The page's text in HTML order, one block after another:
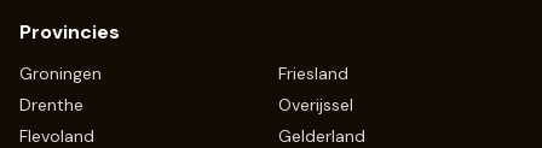
Provincies
Groningen
Friesland
Drenthe
Overijssel
Flevoland
Gelderland